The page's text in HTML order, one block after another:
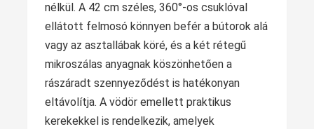
nélkül. A 42 cm széles, 360°‑os csuklóval
ellátott felmosó könnyen befér a bútorok alá
vagy az asztallábak köré, és a két rétegű
mikroszálas anyagnak köszönhetően a
rászáradt szennyeződést is hatékonyan
eltávolítja. A vödör emellett praktikus
kerekekkel is rendelkezik, amelyek